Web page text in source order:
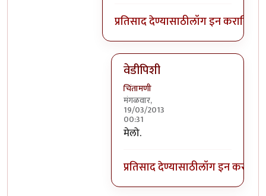
प्रतिसाद देण्यासाठीलॉग इन कराकिंवा
वेडीपिशी
चिंतामणी
मंगळवार,
19/03/2013
00:31
In reply to
मेलो.
प्रतिसाद देण्यासाठीलॉग इन करा